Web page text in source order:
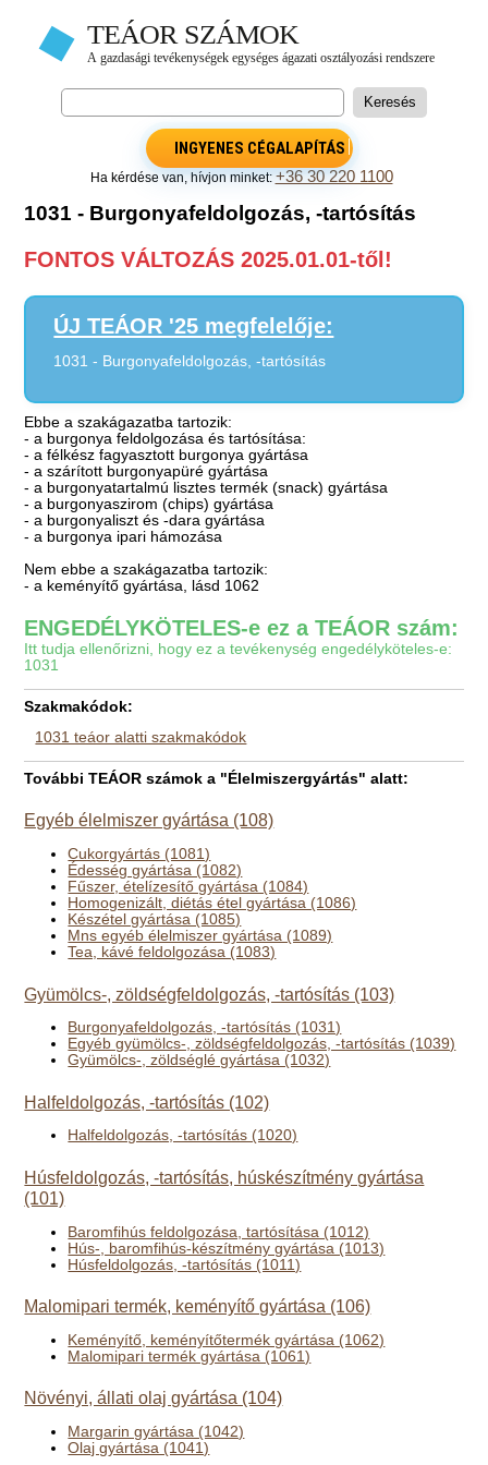
INGYENES CÉGALAPÍTÁS
Ha kérdése van, hívjon minket: +36 30 220 1100
1031 - Burgonyafeldolgozás, -tartósítás
FONTOS VÁLTOZÁS 2025.01.01-től!
ÚJ TEÁOR '25 megfelelője:
1031 - Burgonyafeldolgozás, -tartósítás
Ebbe a szakágazatba tartozik:
- a burgonya feldolgozása és tartósítása:
- a félkész fagyasztott burgonya gyártása
- a szárított burgonyapüré gyártása
- a burgonyatartalmú lisztes termék (snack) gyártása
- a burgonyaszirom (chips) gyártása
- a burgonyaliszt és -dara gyártása
- a burgonya ipari hámozása
Nem ebbe a szakágazatba tartozik:
- a keményítő gyártása, lásd 1062
ENGEDÉLYKÖTELES-e ez a TEÁOR szám:
Itt tudja ellenőrizni, hogy ez a tevékenység engedélyköteles-e:
1031
Szakmakódok:
1031 teáor alatti szakmakódok
További TEÁOR számok a "Élelmiszergyártás" alatt:
Egyéb élelmiszer gyártása (108)
Cukorgyártás (1081)
Édesség gyártása (1082)
Fűszer, ételízesítő gyártása (1084)
Homogenizált, diétás étel gyártása (1086)
Készétel gyártása (1085)
Mns egyéb élelmiszer gyártása (1089)
Tea, kávé feldolgozása (1083)
Gyümölcs-, zöldségfeldolgozás, -tartósítás (103)
Burgonyafeldolgozás, -tartósítás (1031)
Egyéb gyümölcs-, zöldségfeldolgozás, -tartósítás (1039)
Gyümölcs-, zöldséglé gyártása (1032)
Halfeldolgozás, -tartósítás (102)
Halfeldolgozás, -tartósítás (1020)
Húsfeldolgozás, -tartósítás, húskészítmény gyártása
(101)
Baromfihús feldolgozása, tartósítása (1012)
Hús-, baromfihús-készítmény gyártása (1013)
Húsfeldolgozás, -tartósítás (1011)
Malomipari termék, keményítő gyártása (106)
Keményítő, keményítőtermék gyártása (1062)
Malomipari termék gyártása (1061)
Növényi, állati olaj gyártása (104)
Margarin gyártása (1042)
Olaj gyártása (1041)